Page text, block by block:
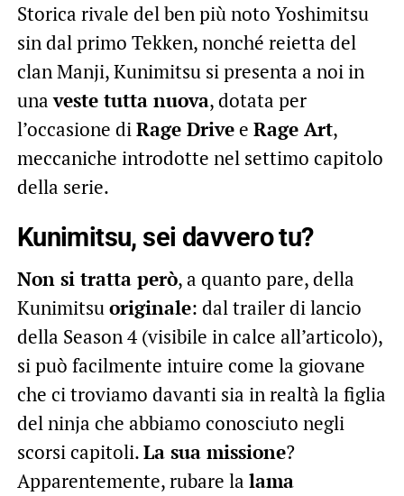
Storica rivale del ben più noto Yoshimitsu
sin dal primo Tekken, nonché reietta del
clan Manji, Kunimitsu si presenta a noi in
unaveste tutta nuova, dotata per
l’occasione diRage Drivee Rage Art,
meccaniche introdotte nel settimo capitolo
della serie.
Kunimitsu, sei davvero tu?
Non si tratta però, a quanto pare, della
Kunimitsuoriginale: dal trailer di lancio
della Season 4 (visibile in calce all’articolo),
si può facilmente intuire come la giovane
che ci troviamo davanti sia in realtà la figlia
del ninja che abbiamo conosciuto negli
scorsi capitoli.La sua missione?
Apparentemente, rubare la lama